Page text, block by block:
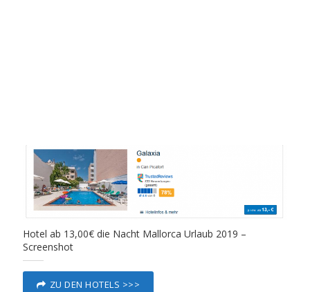
Hotel ab 13,00€ die Nacht Mallorca Urlaub 2019 –
Screenshot
ZU DEN HOTELS >>>